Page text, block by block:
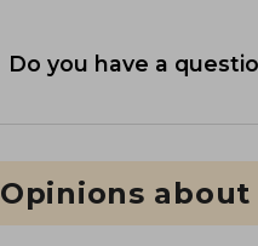
Do you have a
Opinions